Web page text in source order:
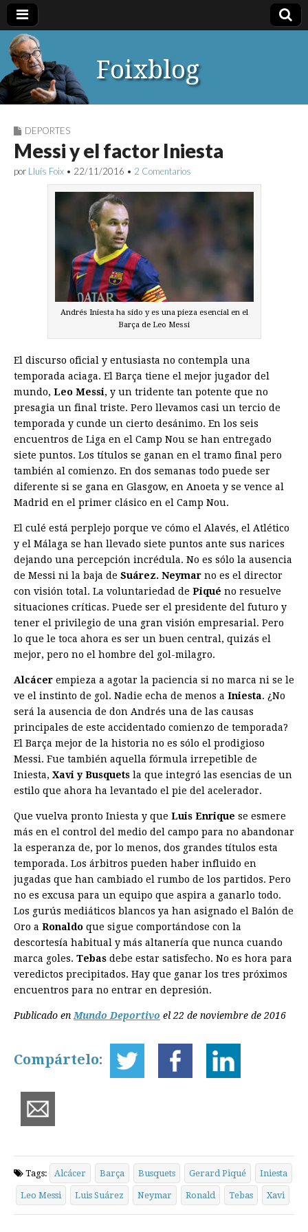
Foixblog
DEPORTES
Messi y el factor Iniesta
por Lluís Foix • 22/11/2016 • 2 Comentarios
Andrés Iniesta ha sido y es una pieza esencial en el
Barça de Leo Messi
El discurso oficial y entusiasta no contempla una
temporada aciaga. El Barça tiene el mejor jugador del
mundo, Leo Messi, y un tridente tan potente que no
presagia un final triste. Pero llevamos casi un tercio de
temporada y cunde un cierto desánimo. En los seis
encuentros de Liga en el Camp Nou se han entregado
siete puntos. Los títulos se ganan en el tramo final pero
también al comienzo. En dos semanas todo puede ser
diferente si se gana en Glasgow, en Anoeta y se vence al
Madrid en el primer clásico en el Camp Nou.
El culé está perplejo porque ve cómo el Alavés, el Atlético
y el Málaga se han llevado siete puntos ante sus narices
dejando una percepción incrédula. No es sólo la ausencia
de Messi ni la baja de Suárez. Neymar no es el director
con visión total. La voluntariedad de Piqué no resuelve
situaciones críticas. Puede ser el presidente del futuro y
tener el privilegio de una gran visión empresarial. Pero
lo que le toca ahora es ser un buen central, quizás el
mejor, pero no el hombre del gol-milagro.
Alcácer empieza a agotar la paciencia si no marca ni se le
ve el instinto de gol. Nadie echa de menos a Iniesta. ¿No
será la ausencia de don Andrés una de las causas
principales de este accidentado comienzo de temporada?
El Barça mejor de la historia no es sólo el prodigioso
Messi. Fue también aquella fórmula irrepetible de
Iniesta, Xavi y Busquets la que integró las esencias de un
estilo que ahora ha levantado el pie del acelerador.
Que vuelva pronto Iniesta y que Luis Enrique se esmere
más en el control del medio del campo para no abandonar
la esperanza de, por lo menos, dos grandes títulos esta
temporada. Los árbitros pueden haber influido en
jugadas que han cambiado el rumbo de los partidos. Pero
no es excusa para un equipo que aspira a ganarlo todo.
Los gurús mediáticos blancos ya han asignado el Balón de
Oro a Ronaldo que sigue comportándose con la
descortesía habitual y más altanería que nunca cuando
marca goles. Tebas debe estar satisfecho. No es hora para
veredictos precipitados. Hay que ganar los tres próximos
encuentros para no entrar en depresión.
Publicado en Mundo Deportivo el 22 de noviembre de 2016
Compártelo:
Tags: Alcácer Barça Busquets Gerard Piqué Iniesta
Leo Messi Luis Suárez Neymar Ronald Tebas Xavi